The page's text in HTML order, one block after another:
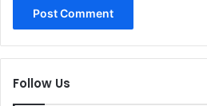
Follow Us